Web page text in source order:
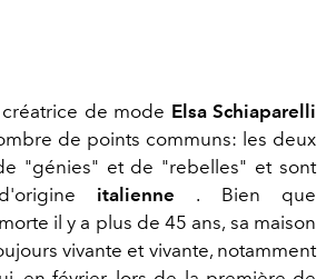
de mode Elsa Schiaparelli
de points communs: les deux
"génies" et de "rebelles" et sont
italienne . Bien que
il y a plus de 45 ans, sa maison
vivante et vivante, notamment